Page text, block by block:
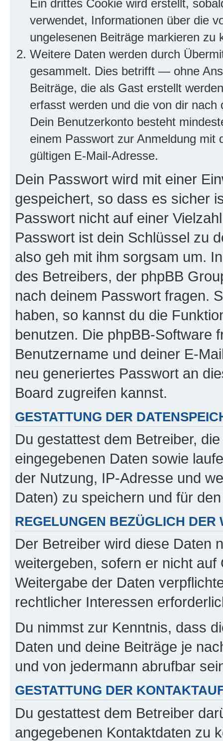
Ein drittes Cookie wird erstellt,
verwendet, Informationen über die
ungelesenen Beiträge markieren zu
Weitere Daten werden durch
gesammelt. Dies betrifft — ohne
Beiträge, die als Gast erstellt
erfasst werden und die von dir
Dein Benutzerkonto besteht
einem Passwort zur Anmeldung mit
gültigen E-Mail-Adresse.
Dein Passwort wird mit einer
gespeichert, so dass es sicher
Passwort nicht auf einer
Passwort ist dein Schlüssel zu
also geh mit ihm sorgsam um.
des Betreibers, der phpBB
nach deinem Passwort fragen.
haben, so kannst du die
benutzen. Die phpBB-Software
Benutzername und deiner E-
neu generiertes Passwort an
Board zugreifen kannst.
GESTATTUNG DER
Du gestattest dem Betreiber,
eingegebenen Daten sowie
der Nutzung, IP-Adresse und
Daten) zu speichern und für
REGELUNGEN BEZÜGLICH DER
Der Betreiber wird diese Daten
weitergeben, sofern er nicht
Weitergabe der Daten
rechtlicher Interessen
Du nimmst zur Kenntnis, dass
Daten und deine Beiträge je
und von jedermann abrufbar
GESTATTUNG DER
Du gestattest dem Betreiber
angegebenen Kontaktdaten zu